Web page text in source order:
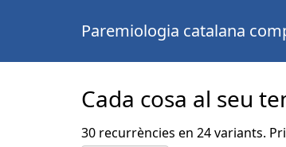
Paremiologia catalana
Cada cosa al seu
30 recurrències en 24 variants.